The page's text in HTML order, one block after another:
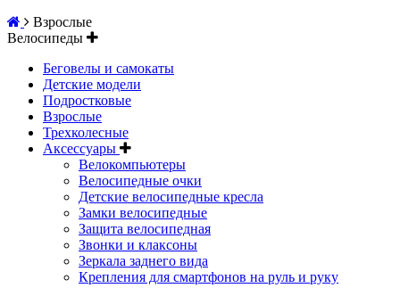
Взрослые
Велосипеды
Беговелы и самокаты
Детские модели
Подростковые
Взрослые
Трехколесные
Аксессуары
Велокомпьютеры
Велосипедные очки
Детские велосипедные кресла
Замки велосипедные
Защита велосипедная
Звонки и клаксоны
Зеркала заднего вида
Крепления для смартфонов на руль и руку